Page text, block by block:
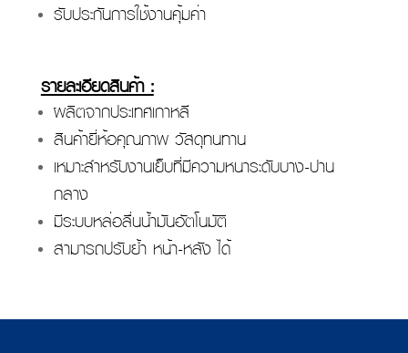
รับประกันการใช้งานคุ้มค่า
รายละเอียดสินค้า :
ผลิตจากประเทศเกาหลี
สินค้ายี่ห้อคุณภาพ วัสดุทนทาน
เหมาะสำหรับงานเย็บที่มีความหนาระดับบาง-ปาน
กลาง
มีระบบหล่อลื่นน้ำมันอัตโนมัติ
สามารถปรับย้ำ หน้า-หลัง ได้